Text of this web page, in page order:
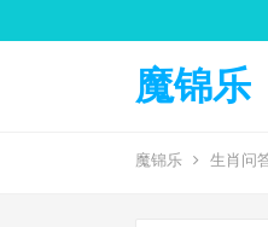
魔锦乐
魔锦乐 生肖问